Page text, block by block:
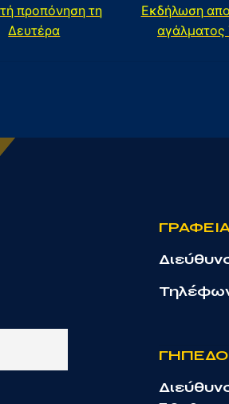
προπόνηση τη
Δευτέρα
Εκδήλωση
ΓΗΠΕΔΟ